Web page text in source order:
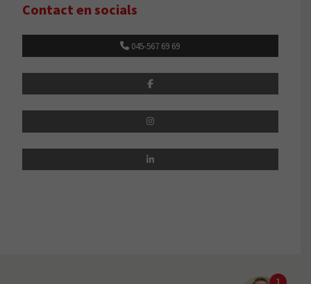
Contact en socials
045-567 69 69